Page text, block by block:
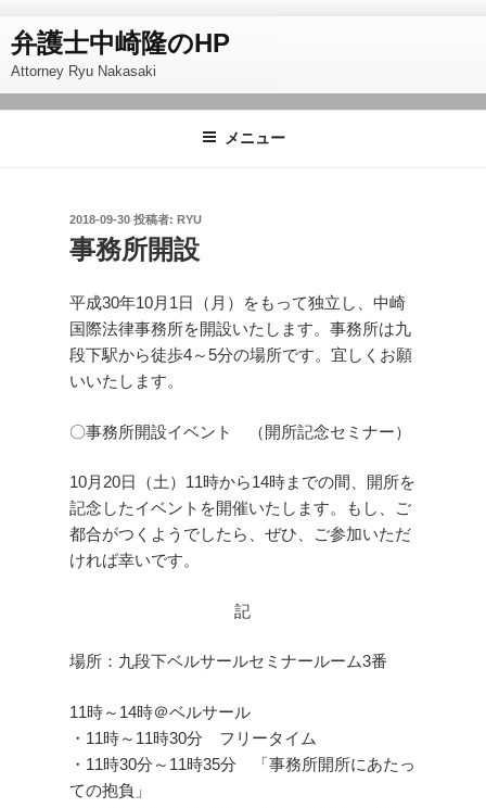
ン
テ
ン
ツ
弁護士中崎隆のHP
Attorney Ryu Nakasaki
メニュー
投
稿
日:
2018-09-30投稿者: RYU
事務所開設
平成30年10月1日（月）をもって独立し、中崎
国際法律事務所を開設いたします。事務所は九
段下駅から徒歩4～5分の場所です。宜しくお願
いいたします。
〇事務所開設イベント （開所記念セミナー）
10月20日（土）11時から14時までの間、開所を
記念したイベントを開催いたします。もし、ご
都合がつくようでしたら、ぜひ、ご参加いただ
ければ幸いです。
記
場所：九段下ベルサールセミナールーム3番
11時～14時＠ベルサール
・11時～11時30分 フリータイム
・11時30分～11時35分 「事務所開所にあたっ
ての抱負」